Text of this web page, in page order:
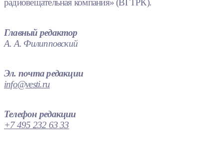
радиовещательная компания» (ВГТРК).
Главный редактор
А. А. Филипповский
Эл. почта редакции
info@vesti.ru
Телефон редакции
+7 495 232 63 33